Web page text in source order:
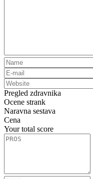
Pregled zdravnika
Ocene strank
Naravna sestava
Cena
Your total score